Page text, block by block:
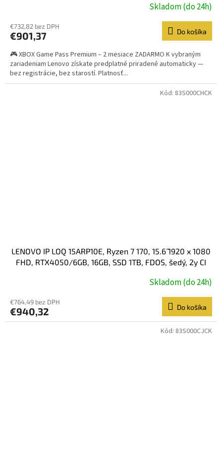
Skladom (do 24h)
€732,82 bez DPH
€901,37 Do košíka
🎮 XBOX Game Pass Premium – 2 mesiace ZADARMO K vybraným
zariadeniam Lenovo získate predplatné priradené automaticky —
bez registrácie, bez starostí. Platnosť...
LENOVO IP LOQ 15ARP10E, Ryzen 7 170, 15.6˝ 1920 x 1080
FHD, RTX4050/6GB, 16GB, SSD 1TB, FDOS, šedý, 2y CI
Skladom (do 24h)
€764,49 bez DPH
€940,32 Do košíka
Kód: 83S000CHCK
Kód: 83S000CJCK